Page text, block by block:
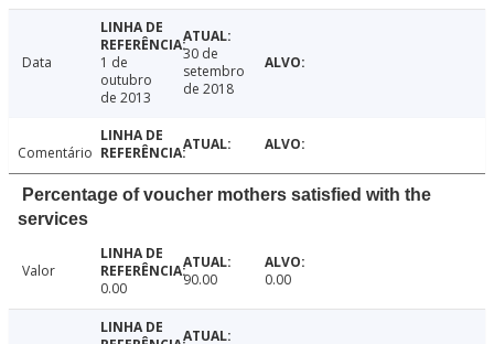
Data
1 de
outubro
de 2013
30 de
setembro
de 2018
Comentário
Percentage of voucher mothers satisfied with the
services
Valor
0.00
90.00 0.00